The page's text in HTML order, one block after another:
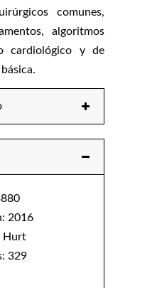
comunes,
algoritmos
cardiológico y de
2016
Hurt
329